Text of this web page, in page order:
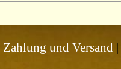
Zahlung und Versand|